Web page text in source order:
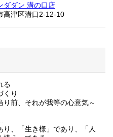
ダダン 溝の口店
高津区溝口2-12-10
る
くり
り前、それが我等の心意気～
り、「生き様」であり、「人